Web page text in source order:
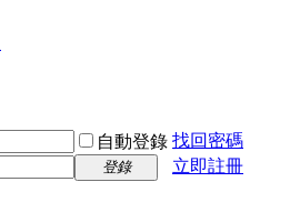
自動登錄 找回密碼
登錄
立即註冊